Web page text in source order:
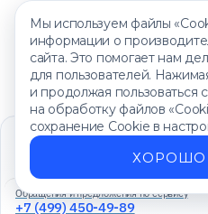
Мы используем файлы
информации о
сайта. Это помогает нам
для пользователей.
и продолжая пользоваться
на обработку файлов
сохранение Cookie в
ХОРОШО
Единый контакт-центр
+7 (499) 450-88-89
Ежедневно с 8:00 до 20:00
Обращения и предложения по сервису
+7 (499) 450-49-89